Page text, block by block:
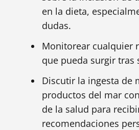
en la dieta,
dudas.
Monitorear cualquier
que pueda surgir tras
Discutir la ingesta de
productos del mar
de la salud para
recomendaciones